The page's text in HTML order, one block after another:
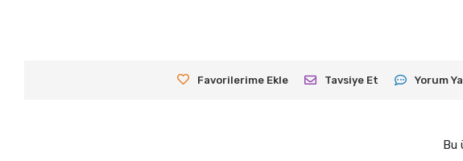
Favorilerime Ekle Tavsiye Et Yorum
Bu